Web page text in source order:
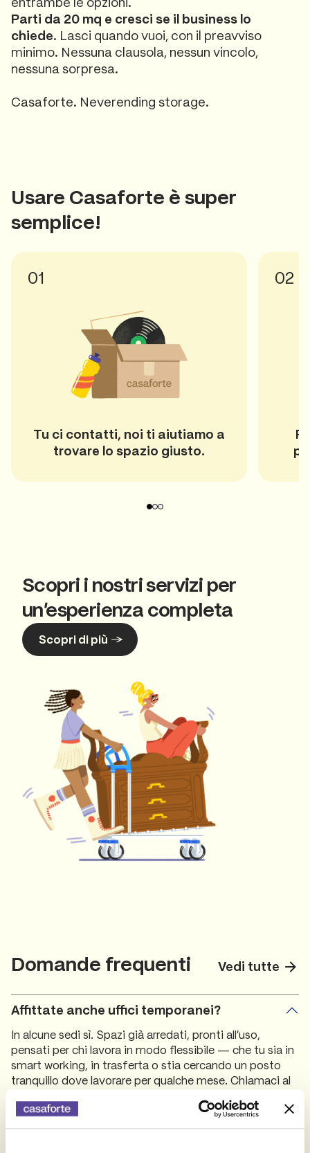
Parti da 20 mq e cresci se il business lo
chiede. Lasci quando vuoi, con il preavviso
minimo. Nessuna clausola, nessun vincolo,
nessuna sorpresa.
Casaforte. Neverending storage.
Usare Casaforte è super
semplice!
01
Tu ci contatti, noi ti aiutiamo a
trovare lo spazio giusto.
02
Scopri i nostri servizi per
un’esperienza completa
Scopri di più
Domande frequenti Vedi tutte
Affittate anche uffici temporanei?
In alcune sedi sì. Spazi già arredati, pronti all'uso,
pensati per chi lavora in modo flessibile — che tu sia in
smart working, in trasferta o stia cercando un posto
tranquillo dove lavorare per qualche mese. Chiamaci al
Posso prenotare un box o un ufficio a